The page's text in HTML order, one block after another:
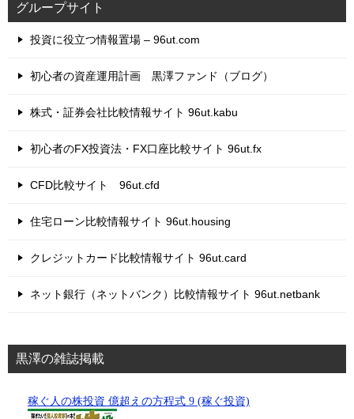
グループサイト
投資に役立つ情報置場 – 96ut.com
初心者の資産運用計画 黒澤ファンド（ブログ）
株式・証券会社比較情報サイト 96ut.kabu
初心者のFX投資法・FX口座比較サイト 96ut.fx
CFD比較サイト 96ut.cfd
住宅ローン比較情報サイト 96ut.housing
クレジットカード比較情報サイト 96ut.card
ネット銀行（ネットバンク）比較情報サイト 96ut.netbank
黒澤の雑誌掲載
稼ぐ人の株投資 億超えの方程式 9 (稼ぐ投資)